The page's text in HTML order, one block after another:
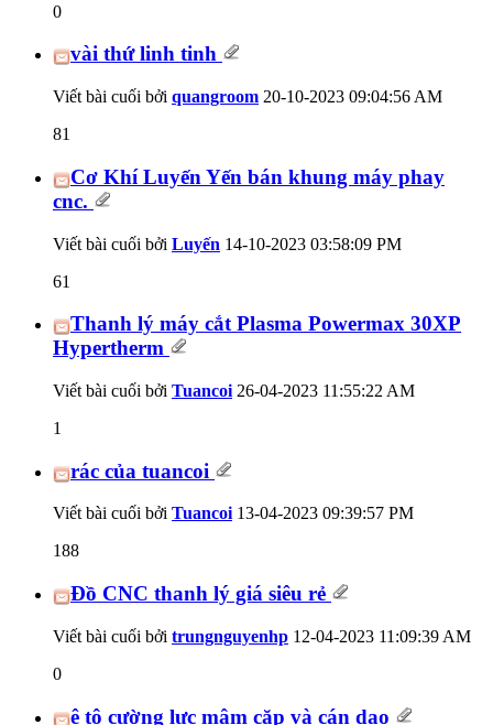
0
vài thứ linh tinh
Viết bài cuối bởi quangroom 20-10-2023 09:04:56 AM
81
Cơ Khí Luyến Yến bán khung máy phay
cnc.
Viết bài cuối bởi Luyến 14-10-2023 03:58:09 PM
61
Thanh lý máy cắt Plasma Powermax 30XP
Hypertherm
Viết bài cuối bởi Tuancoi 26-04-2023 11:55:22 AM
1
rác của tuancoi
Viết bài cuối bởi Tuancoi13-04-2023 09:39:57 PM
188
Đồ CNC thanh lý giá siêu rẻ
Viết bài cuối bởi trungnguyenhp 12-04-2023 11:09:39 AM
0
ê tô cường lực mâm cặp và cán dao